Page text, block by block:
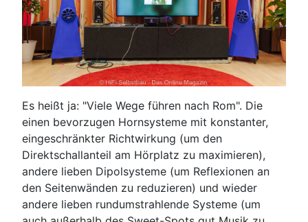
Es heißt ja: "Viele Wege führen nach Rom". Die
einen bevorzugen Hornsysteme mit konstanter,
eingeschränkter Richtwirkung (um den
Direktschallanteil am Hörplatz zu maximieren),
andere lieben Dipolsysteme (um Reflexionen an
den Seitenwänden zu reduzieren) und wieder
andere lieben rundumstrahlende Systeme (um